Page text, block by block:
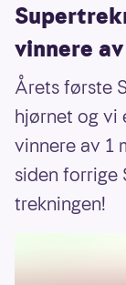
vinnere
Årets første
hjørnet og vi
vinnere av 1
siden forrige
trekningen!